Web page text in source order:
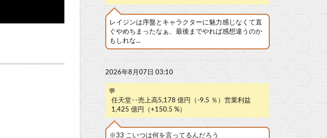
レイジンは序盤とキャラクターに魅力感じなくて直
ぐやめちまったなぁ、最後までやれば感想違うのか
もしれな...
2026年8月07日 03:10
💬
任天堂‥売上高5,178 億円（-9.5 ％）営業利益
1,425 億円（+150.5 %）
※33 こいつは何を言ってるんだろう